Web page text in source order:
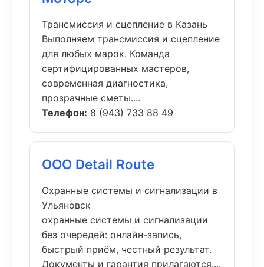
Трансмиссия и сцепление в Казань
Выполняем трансмиссия и сцепление
для любых марок. Команда
сертифицированных мастеров,
современная диагностика,
прозрачные сметы....
Телефон: 8 (943) 733 88 49
ООО Detail Route
Охранные системы и сигнализации в
Ульяновск
охранные системы и сигнализации
без очередей: онлайн-запись,
быстрый приём, честный результат.
Документы и гарантия прилагаются....